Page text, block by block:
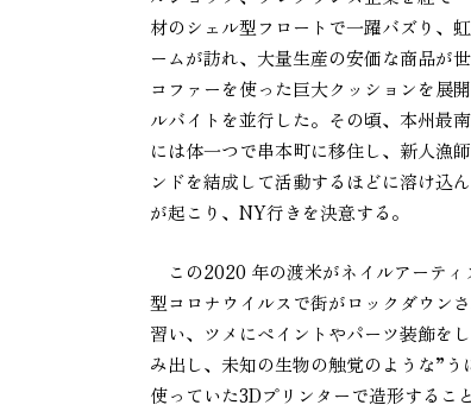
材のシェル型フロートで一躍バズり、
ームが訪れ、大量生産の安価な商品が
コファーを使った巨大クッションを展
ルバイトを並行した。その頃、本州最
には体一つで串本町に移住し、新人漁
ンドを結成して活動するほどに溶け込
が起こり、NY行きを決意する。
この2020 年の渡米がネイルアーテ
型コロナウイルスで街がロックダウン
習い、ツメにペイントやパーツ装飾を
み出し、未知の生物の触覚のような”
使っていた3Dプリンターで造形するこ